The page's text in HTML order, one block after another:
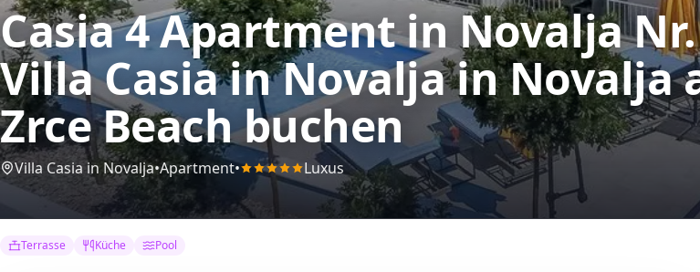
Casia 4 Apartment in Novalja Nr.
Villa Casia in Novaljain Novalja
Zrce Beach buchen
Villa Casia in Novalja•Apartment• Luxus
Terrasse Küche Pool